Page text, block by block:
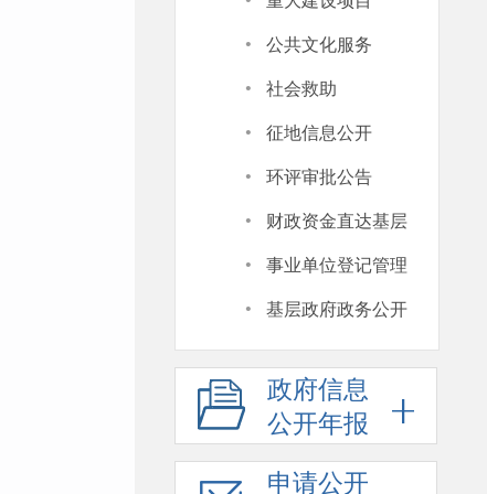
· 公共文化服务
· 社会救助
· 征地信息公开
· 环评审批公告
· 财政资金直达基层
· 事业单位登记管理
· 基层政府政务公开
政府信息
公开年报
申请公开